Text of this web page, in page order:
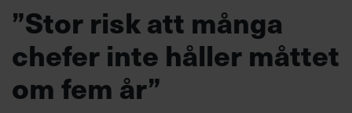
”Stor risk att många
chefer inte håller måttet
om fem år”